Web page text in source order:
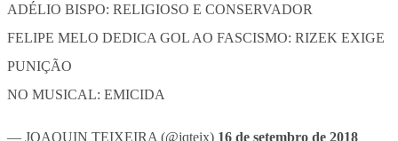
ADÉLIO BISPO: RELIGIOSO E CONSERVADOR
FELIPE MELO DEDICA GOL AO FASCISMO: RIZEK EXIGE
PUNIÇÃO
NO MUSICAL: EMICIDA
— JOAQUIN TEIXEIRA (@jqteix) 16 de setembro de 2018